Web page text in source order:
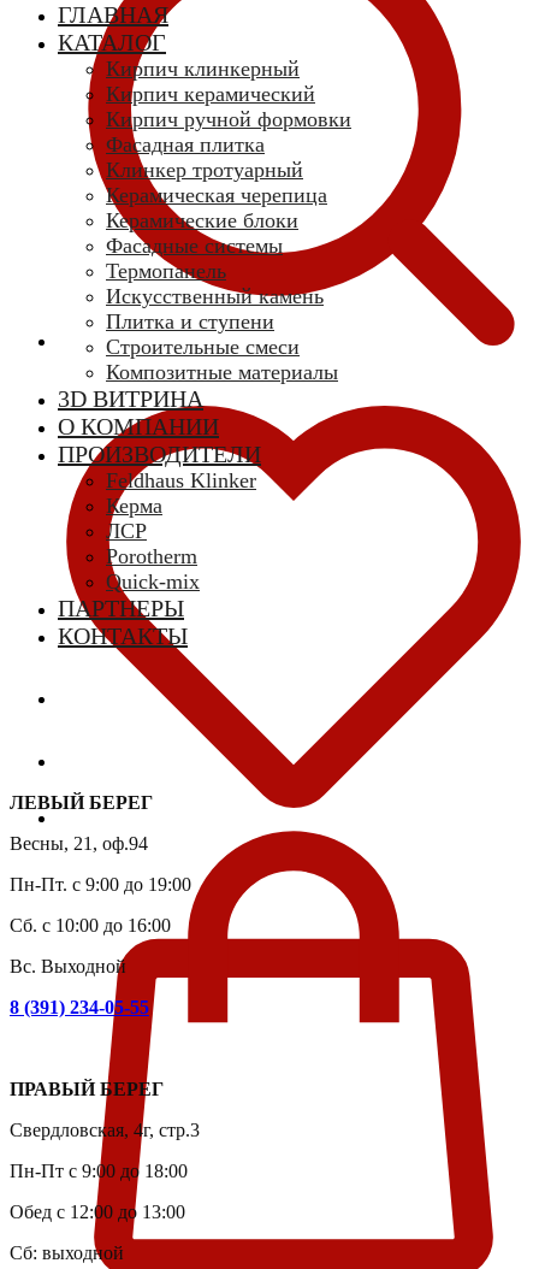
ГЛАВНАЯ
КАТАЛОГ
Кирпич клинкерный
Кирпич керамический
Кирпич ручной формовки
Фасадная плитка
Клинкер тротуарный
Керамическая черепица
Керамические блоки
Фасадные системы
Термопанель
Искусственный камень
Плитка и ступени
Строительные смеси
Композитные материалы
3D ВИТРИНА
О КОМПАНИИ
ПРОИЗВОДИТЕЛИ
Feldhaus Klinker
Керма
ЛСР
Porotherm
Quick-mix
ПАРТНЕРЫ
КОНТАКТЫ
ЛЕВЫЙ БЕРЕГ
Весны, 21, оф.94
Пн-Пт. с 9:00 до 19:00
Сб. с 10:00 до 16:00
Вс. Выходной
8 (391) 234-05-55
ПРАВЫЙ БЕРЕГ
Свердловская, 4г, стр.3
Пн-Пт с 9:00 до 18:00
Обед с 12:00 до 13:00
Сб: выходной